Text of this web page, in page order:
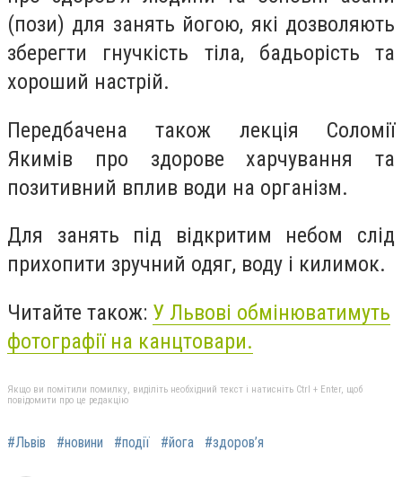
(пози) для занять йогою, які дозволяють
зберегти гнучкість тіла, бадьорість та
хороший настрій.
Передбачена також лекція Соломії
Якимів про здорове харчування та
позитивний вплив води на організм.
Для занять під відкритим небом слід
прихопити зручний одяг, воду і килимок.
Читайте також: У Львові обмінюватимуть
фотографії на канцтовари.
Якщо ви помітили помилку, виділіть необхідний текст і натисніть Ctrl + Enter, щоб
повідомити про це редакцію
#Львів #новини #події #йога #здоров’я